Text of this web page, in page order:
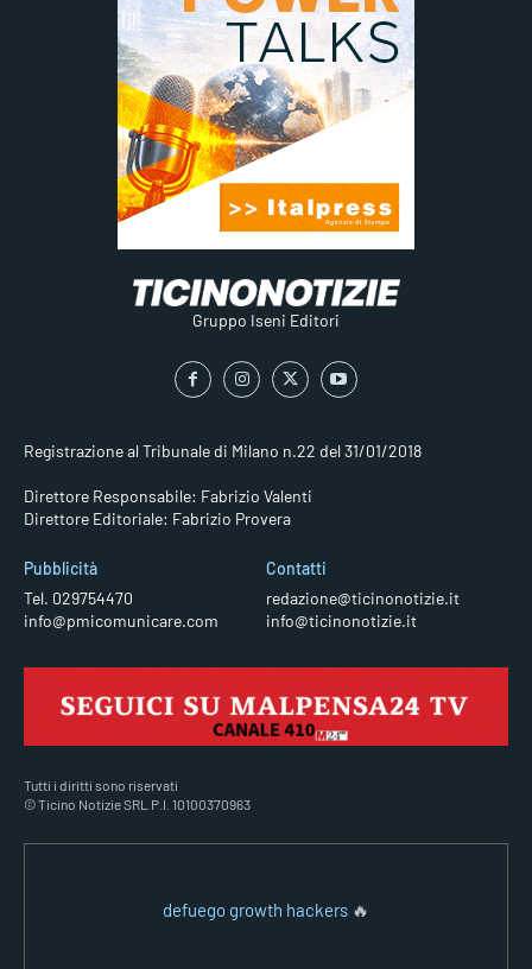
Gruppo Iseni Editori
Registrazione al Tribunale di Milano n.22 del 31/01/2018
Direttore Responsabile: Fabrizio Valenti
Direttore Editoriale: Fabrizio Provera
Pubblicità
Tel. 029754470
info@pmicomunicare.com
Contatti
redazione@ticinonotizie.it
info@ticinonotizie.it
Tutti i diritti sono riservati
© Ticino Notizie SRL P.I. 10100370963
defuego growth hackers 🔥